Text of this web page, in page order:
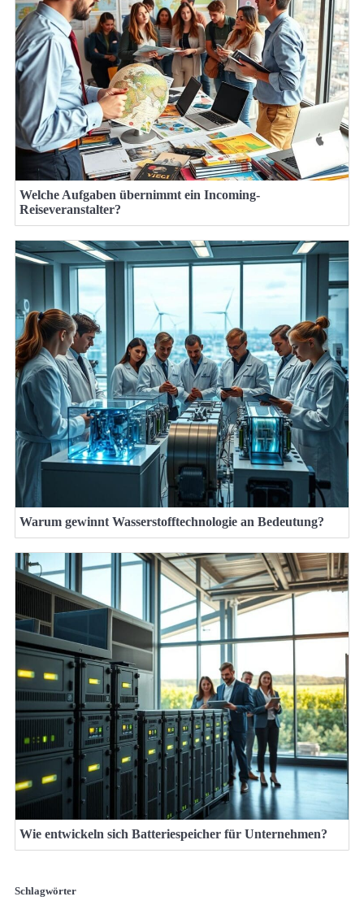
Welche Aufgaben übernimmt ein Incoming-
Reiseveranstalter?
Warum gewinnt Wasserstofftechnologie an Bedeutung?
Wie entwickeln sich Batteriespeicher für Unternehmen?
Schlagwörter